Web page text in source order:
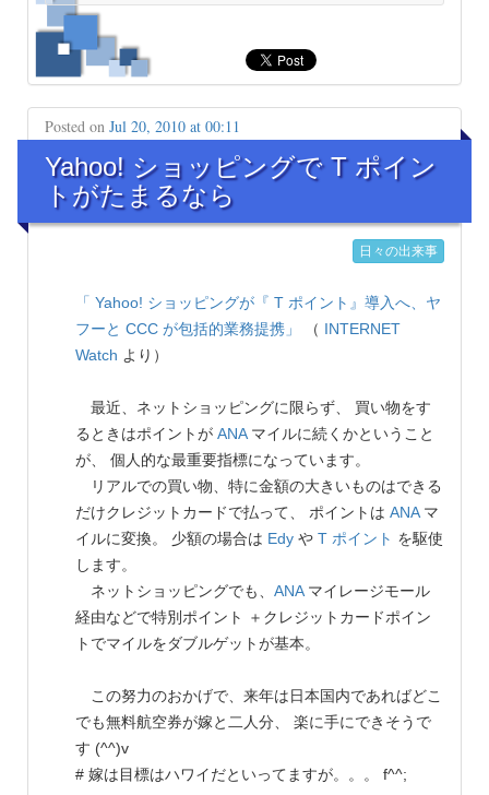
Posted on Jul 20, 2010 at 00:11
Yahoo! ショッピングで T ポイン
トがたまるなら
日々の出来事
「 Yahoo! ショッピングが『 T ポイント』導入へ、ヤ
フーと CCC が包括的業務提携」
（ INTERNET
Watch より）
最近、ネットショッピングに限らず、 買い物をす
るときはポイントが ANAマイルに続くかということ
が、 個人的な最重要指標になっています。
リアルでの買い物、特に金額の大きいものはできる
だけクレジットカードで払って、 ポイントは ANAマ
イルに変換。 少額の場合は Edy や T ポイント を駆使
します。
ネットショッピングでも、 ANAマイレージモール
経由などで特別ポイント ＋クレジットカードポイン
トでマイルをダブルゲットが基本。
この努力のおかげで、来年は日本国内であればどこ
でも無料航空券が嫁と二人分、 楽に手にできそうで
す (^^)v
# 嫁は目標はハワイだといってますが。。。 f^^;